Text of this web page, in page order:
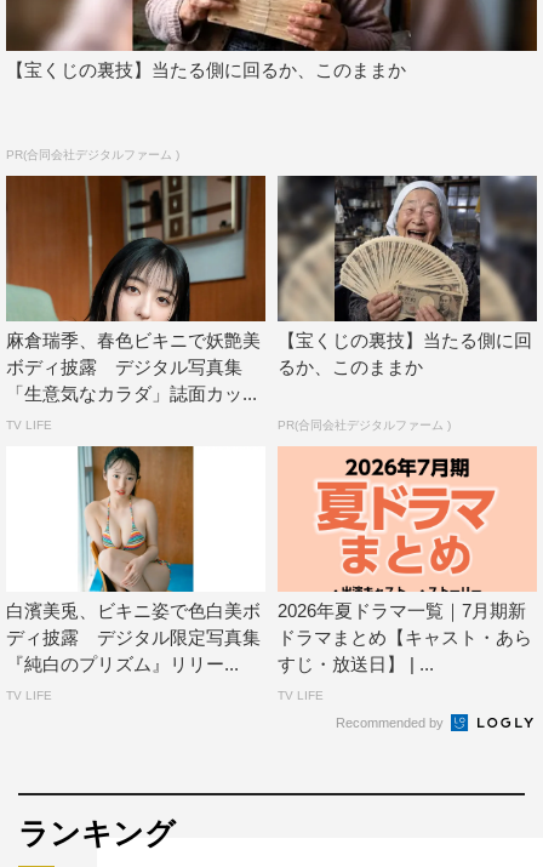
【宝くじの裏技】当たる側に回るか、このままか
PR(合同会社デジタルファーム )
麻倉瑞季、春色ビキニで妖艶美
ボディ披露 デジタル写真集
「生意気なカラダ」誌面カッ...
TV LIFE
【宝くじの裏技】当たる側に回
るか、このままか
PR(合同会社デジタルファーム )
白濱美兎、ビキニ姿で色白美ボ
ディ披露 デジタル限定写真集
『純白のプリズム』リリー...
TV LIFE
2026年夏ドラマ一覧｜7月期新
ドラマまとめ【キャスト・あら
すじ・放送日】 | ...
TV LIFE
Recommended by
ランキング